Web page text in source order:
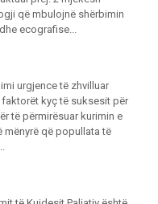
që mbulojnë shërbimin
ecografise...
urgjence të zhvilluar
kyç të suksesit për
të përmirësuar kurimin e
mënyrë që popullata të